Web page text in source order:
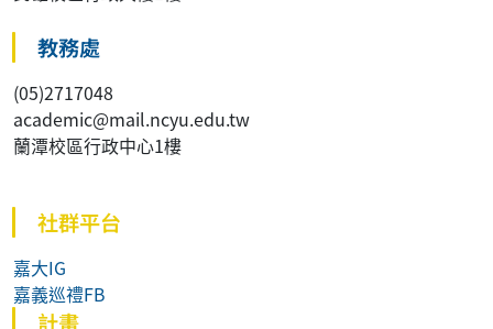
教務處
(05)2717048
academic@mail.ncyu.edu.tw
蘭潭校區行政中心1樓
社群平台
嘉大IG
嘉義巡禮FB
計畫